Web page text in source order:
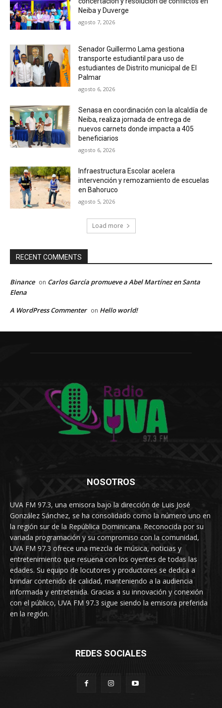
Neiba y Duverge
agosto 7, 2026
Senador Guillermo Lama gestiona
transporte estudiantil para uso de
estudiantes de Distrito municipal de El
Palmar
agosto 6, 2026
Senasa en coordinación con la alcaldía de
Neiba, realiza jornada de entrega de
nuevos carnets donde impacta a 405
beneficiarios
agosto 6, 2026
Infraestructura Escolar acelera
intervención y remozamiento de escuelas
en Bahoruco
agosto 5, 2026
Load more
RECENT COMMENTS
Binance on Carlos García promueve a Abel Martínez en Santa
Elena
A WordPress Commenter on Hello world!
NOSOTROS
UVA FM 97.3, una emisora bajo la dirección de Luis José
González Sánchez, se ha consolidado como la número uno en
la región sur de la República Dominicana. Reconocida por su
variada programación y su compromiso con la comunidad,
UVA FM 97.3 ofrece una mezcla de música, noticias y
entretenimiento que resuena con los oyentes de todas las
edades. Su equipo de locutores y productores se dedica a
brindar contenido de calidad, manteniendo a la audiencia
informada y entretenida. Gracias a su innovación y conexión
con el público, UVA FM 97.3 sigue siendo la emisora preferida
en la región.
REDES SOCIALES